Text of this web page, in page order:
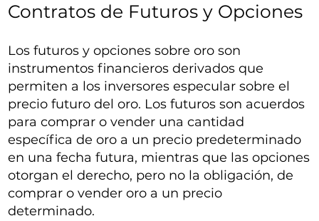
Contratos de Futuros y Opciones
Los futuros y opciones sobre oro son
instrumentos financieros derivados que
permiten a los inversores especular sobre el
precio futuro del oro. Los futuros son acuerdos
para comprar o vender una cantidad
específica de oro a un precio predeterminado
en una fecha futura, mientras que las opciones
otorgan el derecho, pero no la obligación, de
comprar o vender oro a un precio
determinado.